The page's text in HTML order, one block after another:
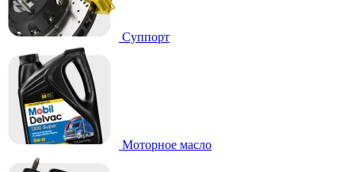
Суппорт
Моторное масло